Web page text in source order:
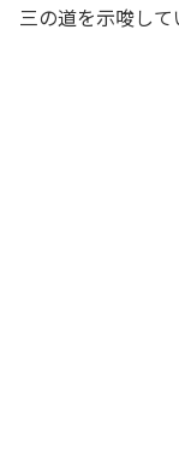
三の道を示唆し